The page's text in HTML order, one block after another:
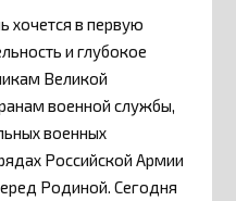
хочется в первую
и глубокое
Великой
военной службы,
военных
Российской Армии
Родиной. Сегодня